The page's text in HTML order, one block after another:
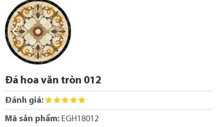
Đá hoa văn tròn 012
Đánh giá:
Mã sản phẩm: EGH18012